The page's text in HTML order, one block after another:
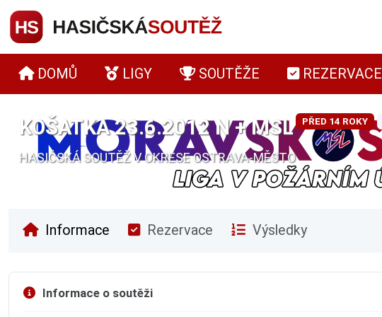
DOMŮ LIGY SOUTĚŽE REZERVACE
KOŠATKA 23.6.2012 N + MSL
HASIČSKÁ SOUTĚŽ V OKRESE OSTRAVA-MĚSTO
PŘED 14 ROKY
Informace Rezervace Výsledky
Informace o soutěži